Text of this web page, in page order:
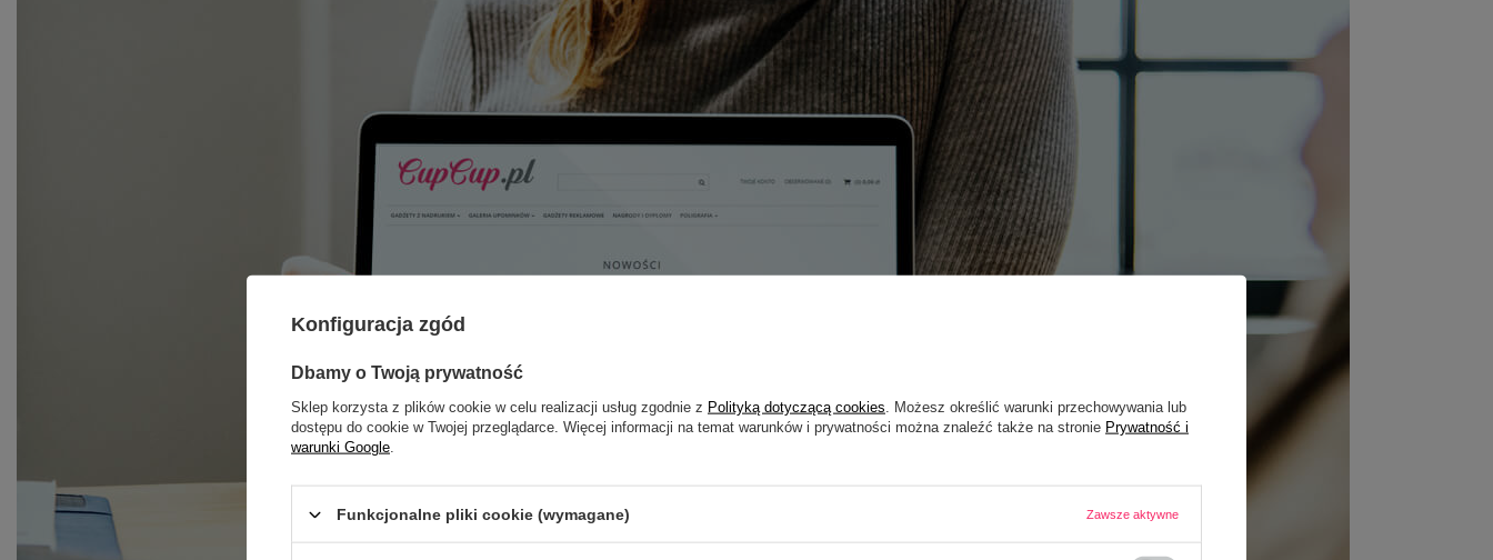
Konfiguracja zgód
Dbamy o Twoją prywatność
Sklep korzysta z plików cookie w celu realizacji usług zgodnie z Polityką dotyczącą cookies . Możesz określić warunki przechowywania lub
dostępu do cookie w Twojej przeglądarce. Więcej informacji na temat warunków i prywatności można znaleźć także na stronie Prywatność i
warunki Google
Funkcjonalne pliki cookie (wymagane) Zawsze aktywne